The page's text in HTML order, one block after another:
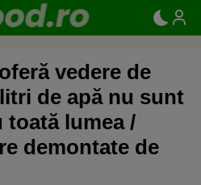
vedere de
de apă nu sunt
toată lumea /
demontate de